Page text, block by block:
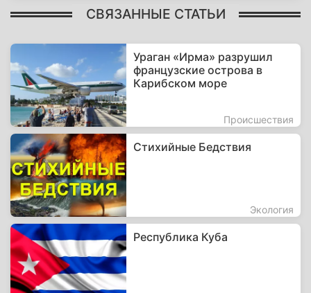
СВЯЗАННЫЕ СТАТЬИ
Ураган «Ирма» разрушил
французские острова в
Карибском море
Происшествия
Стихийные Бедствия
Экология
Республика Куба